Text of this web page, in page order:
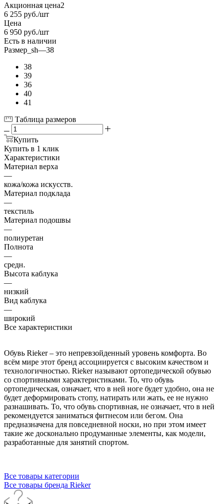
Акционная цена2
6 255 руб./шт
Цена
6 950 руб./шт
Есть в наличии
Размер_sh—38
38
39
36
40
41
Таблица размеров
Купить
Купить в 1 клик
Характеристики
Материал верха
—
кожа/кожа искусств.
Материал подклада
—
текстиль
Материал подошвы
—
полиуретан
Полнота
—
средн.
Высота каблука
—
низкий
Вид каблука
—
широкий
Все характеристики
Обувь Rieker – это непревзойденный уровень комфорта. Во
всём мире этот бренд ассоциируется с высоким качеством и
технологичностью. Rieker называют ортопедической обувью
со спортивными характеристиками. То, что обувь
ортопедическая, означает, что в ней ноге будет удобно, она не
будет деформировать стопу, натирать или жать, ее не нужно
разнашивать. То, что обувь спортивная, не означает, что в ней
рекомендуется заниматься фитнесом или бегом. Она
предназначена для повседневной носки, но при этом имеет
такие же досконально продуманные элементы, как модели,
разработанные для занятий спортом.
Все товары категории
Все товары бренда Rieker